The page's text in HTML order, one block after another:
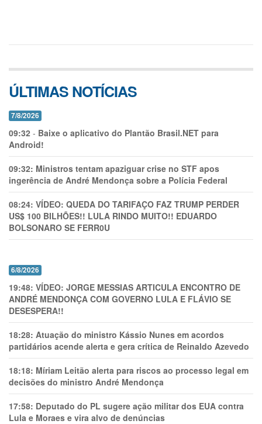
ÚLTIMAS NOTÍCIAS
7/8/2026
09:32 - Baixe o aplicativo do Plantão Brasil.NET para
Android!
09:32: Ministros tentam apaziguar crise no STF apos
ingerência de André Mendonça sobre a Polícia Federal
08:24: VÍDEO: QUEDA DO TARIFAÇO FAZ TRUMP PERDER
US$ 100 BILHÕES!! LULA RINDO MUITO!! EDUARDO
BOLSONARO SE FERR0U
6/8/2026
19:48: VÍDEO: JORGE MESSIAS ARTICULA ENCONTRO DE
ANDRÉ MENDONÇA COM GOVERNO LULA E FLÁVIO SE
DESESPERA!!
18:28: Atuação do ministro Kássio Nunes em acordos
partidários acende alerta e gera crítica de Reinaldo Azevedo
18:18: Míriam Leitão alerta para riscos ao processo legal em
decisões do ministro André Mendonça
17:58: Deputado do PL sugere ação militar dos EUA contra
Lula e Moraes e vira alvo de denúncias